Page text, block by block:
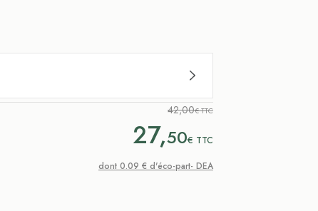
42,00€ TTC
27,50€ TTC
dont 0.09 € d'éco-part- DEA